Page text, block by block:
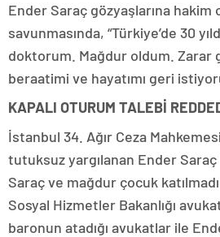
Ender Saraç gözyaşlarına hakim
savunmasında, “Türkiye’de 30
doktorum. Mağdur oldum. Zarar
beraatimi ve hayatımı geri
KAPALI OTURUM TALEBİ
İstanbul 34. Ağır Ceza
tutuksuz yargılanan Ender Saraç
Saraç ve mağdur çocuk
Sosyal Hizmetler Bakanlığı
baronun atadığı avukatlar ile